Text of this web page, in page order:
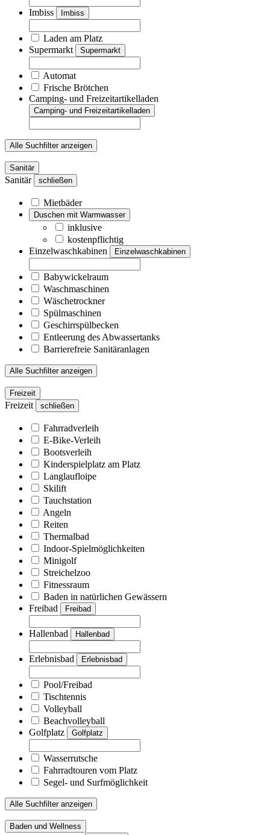
Imbiss Imbiss
Laden am Platz
Supermarkt
Supermarkt
Automat
Frische Brötchen
Camping- und Freizeitartikelladen
Camping- und Freizeitartikelladen
Alle Suchfilter anzeigen
Sanitär
Sanitär schließen
Mietbäder
Duschen mit Warmwasser
inklusive
kostenpflichtig
Einzelwaschkabinen
Einzelwaschkabinen
Babywickelraum
Waschmaschinen
Wäschetrockner
Spülmaschinen
Geschirrspülbecken
Entleerung des Abwassertanks
Barrierefreie Sanitäranlagen
Alle Suchfilter anzeigen
Freizeit
Freizeit schließen
Fahrradverleih
E-Bike-Verleih
Bootsverleih
Kinderspielplatz am Platz
Langlaufloipe
Skilift
Tauchstation
Angeln
Reiten
Thermalbad
Indoor-Spielmöglichkeiten
Minigolf
Streichelzoo
Fitnessraum
Baden in natürlichen Gewässern
Freibad
Freibad
Hallenbad Hallenbad
Erlebnisbad Erlebnisbad
Pool/Freibad
Tischtennis
Volleyball
Beachvolleyball
Golfplatz
Golfplatz
Wasserrutsche
Fahrradtouren vom Platz
Segel- und Surfmöglichkeit
Alle Suchfilter anzeigen
Baden und Wellness